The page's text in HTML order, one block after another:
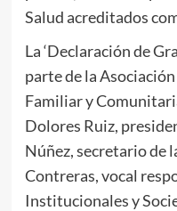
Salud acreditados
La ‘Declaración de
parte de la
Familiar y
Dolores Ruiz,
Núñez, secretario de
Contreras, vocal
Institucionales y